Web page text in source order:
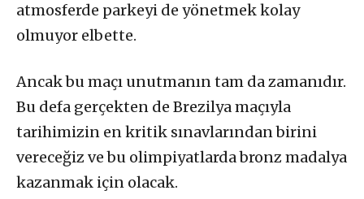
atmosferde parkeyi de yönetmek kolay
olmuyor elbette.
Ancak bu maçı unutmanın tam da zamanıdır.
Bu defa gerçekten de Brezilya maçıyla
tarihimizin en kritik sınavlarından birini
vereceğiz ve bu olimpiyatlarda bronz madalya
kazanmak için olacak.